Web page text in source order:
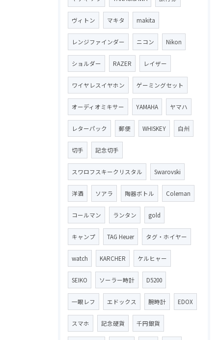
ヴィトン マキタ makita
レンジファインダー ニコン Nikon
ショルダー RAZER レイザー
ワイヤレスイヤホン ゲーミングセット
オーディオミキサー YAMAHA ヤマハ
レターパック 郵便 WHISKEY 白州
切手 記念切手
スワロフスキークリスタル Swarovski
洋酒 ソアラ 陶器ボトル Coleman
コールマン ランタン gold
キャンプ TAG Heuer タグ・ホイヤー
watch KARCHER ケルヒャー
SEIKO ソーラー時計 D5200
一眼レフ エドックス 腕時計 EDOX
スマホ 記念硬貨 千円銀貨